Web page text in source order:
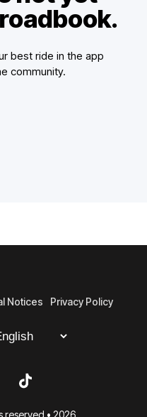
best ride in the app
community.
Notices Privacy Policy